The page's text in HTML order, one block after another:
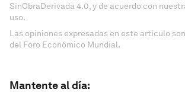
SinObraDerivada 4.0, y de acuerdo con
uso.
Las opiniones expresadas en este artículo
del Foro Económico Mundial.
Mantente al día: